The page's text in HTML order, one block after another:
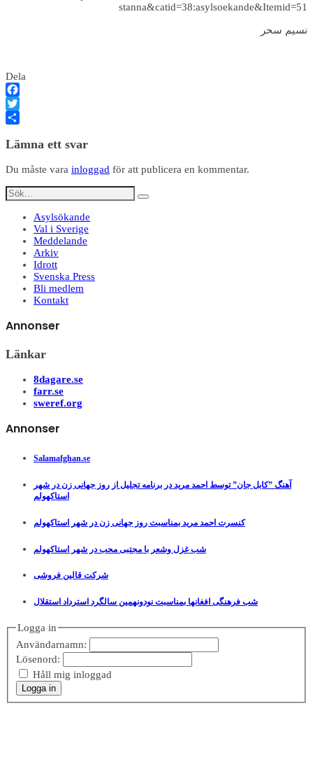
stanna&catid=38:asylsoekande&Itemid=51
نسيم سحر
Dela
Facebook
Twitter
Lämna ett svar
Du måste vara inloggad för att publicera en kommentar.
Asylsökande
Val i Sverige
Meddelande
Arkiv
Idrott
Svenska Press
Bli medlem
Kontakt
Annonser
Länkar
8dagare.se
farr.se
sweref.org
Annonser
Salamafghan.se
آهنگ ”کابل جان” توسط احمد مرید در برنامه تجلیل از روز جهانی زن در شهر
استاکهولم
کنسرت احمد مرید بمناسبت روز جهانی زن در شهر استاکهولم
شب غزل وشعر با مجتبی محب در شهر استاکهولم
شرکت قالین فروشی
شب فرهنگی افغانها بمناسبت نودونهمین سالگرد استرداد استقلال
Logga in
Användarnamn:
Lösenord:
Håll mig inloggad
Logga in